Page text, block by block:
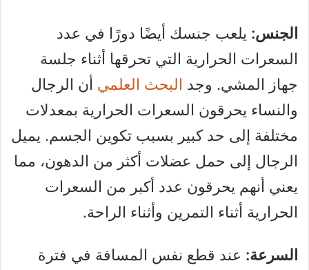
الجنس: يلعب جنسك أيضًا دورًا في عدد
السعرات الحرارية التي تحرقها أثناء جلسة
جهاز المشي. وجد البحث العلمي أن الرجال
والنساء يحرقون السعرات الحرارية بمعدلات
مختلفة إلى حد كبير بسبب تكوين الجسم. يميل
الرجال إلى حمل عضلات أكثر من الدهون، مما
يعني أنهم يحرقون عدد أكبر من السعرات
الحرارية أثناء التمرين وأثناء الراحة.
السرعة: عند قطع نفس المسافة في فترة